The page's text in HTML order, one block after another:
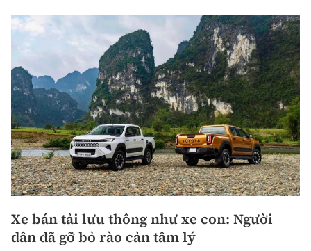
Xe bán tải lưu thông như xe con: Người
dân đã gỡ bỏ rào cản tâm lý